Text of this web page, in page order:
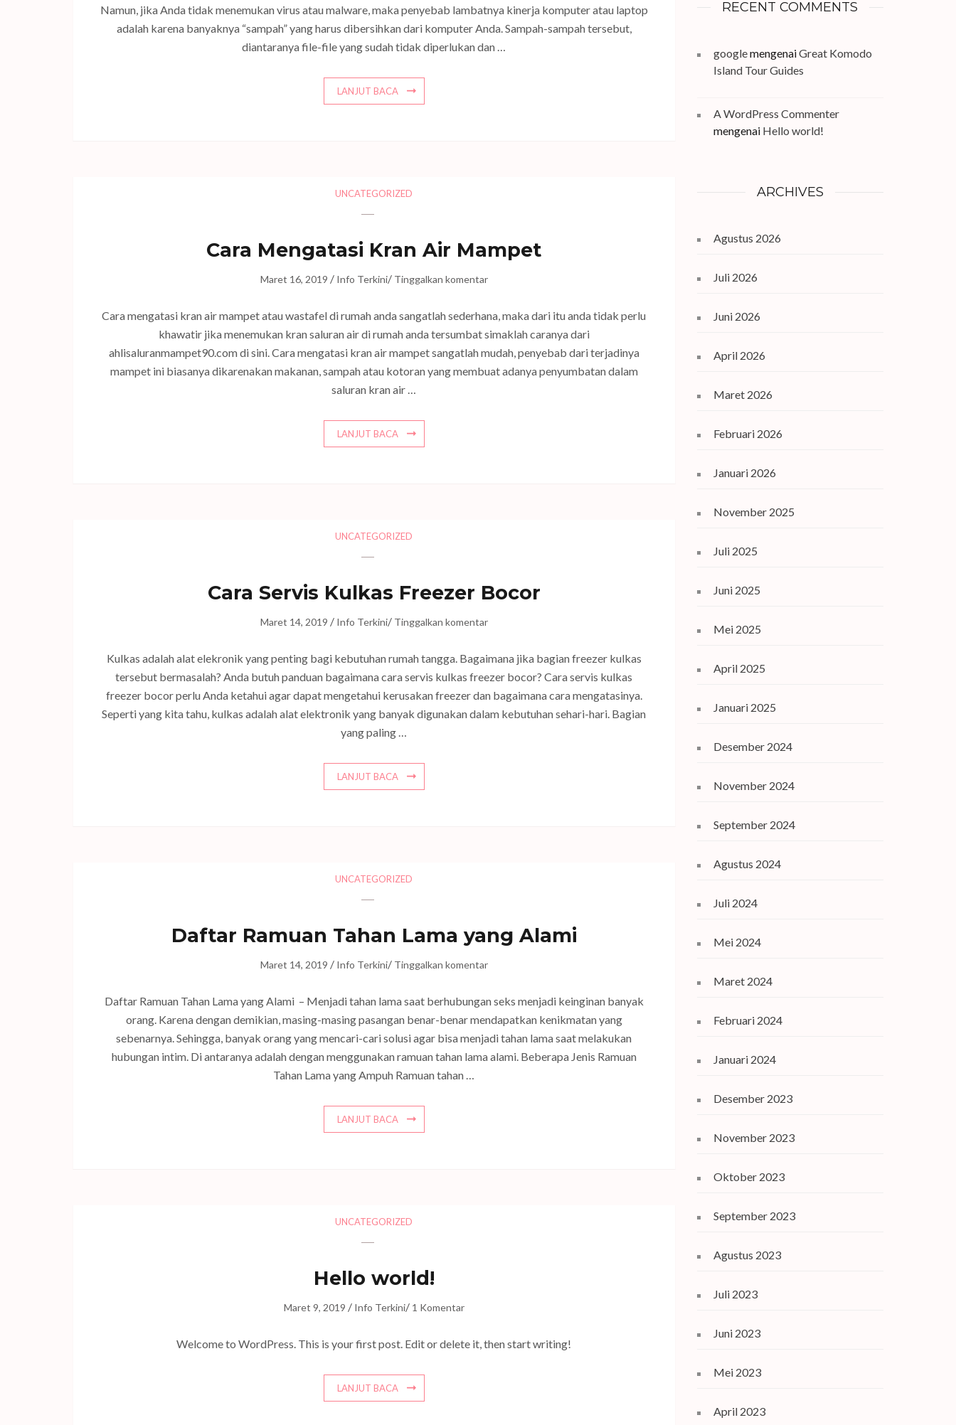
Namun, jika Anda tidak menemukan virus atau malware, maka penyebab lambatnya kinerja komputer atau laptop
adalah karena banyaknya “sampah” yang harus dibersihkan dari komputer Anda. Sampah-sampah tersebut,
diantaranya file-file yang sudah tidak diperlukan dan …
LANJUT BACA
UNCATEGORIZED
Cara Mengatasi Kran Air Mampet
Maret 16, 2019 / Info Terkini/ Tinggalkan komentar
Cara mengatasi kran air mampet atau wastafel di rumah anda sangatlah sederhana, maka dari itu anda tidak perlu
khawatir jika menemukan kran saluran air di rumah anda tersumbat simaklah caranya dari
ahlisaluranmampet90.com di sini. Cara mengatasi kran air mampet sangatlah mudah, penyebab dari terjadinya
mampet ini biasanya dikarenakan makanan, sampah atau kotoran yang membuat adanya penyumbatan dalam
saluran kran air …
LANJUT BACA
UNCATEGORIZED
Cara Servis Kulkas Freezer Bocor
Maret 14, 2019 / Info Terkini/ Tinggalkan komentar
Kulkas adalah alat elekronik yang penting bagi kebutuhan rumah tangga. Bagaimana jika bagian freezer kulkas
tersebut bermasalah? Anda butuh panduan bagaimana cara servis kulkas freezer bocor? Cara servis kulkas
freezer bocor perlu Anda ketahui agar dapat mengetahui kerusakan freezer dan bagaimana cara mengatasinya.
Seperti yang kita tahu, kulkas adalah alat elektronik yang banyak digunakan dalam kebutuhan sehari-hari. Bagian
yang paling …
LANJUT BACA
UNCATEGORIZED
Daftar Ramuan Tahan Lama yang Alami
Maret 14, 2019 / Info Terkini/ Tinggalkan komentar
Daftar Ramuan Tahan Lama yang Alami – Menjadi tahan lama saat berhubungan seks menjadi keinginan banyak
orang. Karena dengan demikian, masing-masing pasangan benar-benar mendapatkan kenikmatan yang
sebenarnya. Sehingga, banyak orang yang mencari-cari solusi agar bisa menjadi tahan lama saat melakukan
hubungan intim. Di antaranya adalah dengan menggunakan ramuan tahan lama alami. Beberapa Jenis Ramuan
Tahan Lama yang Ampuh Ramuan tahan …
LANJUT BACA
UNCATEGORIZED
Hello world!
Maret 9, 2019 / Info Terkini/ 1 Komentar
Welcome to WordPress. This is your first post. Edit or delete it, then start writing!
LANJUT BACA
RECENT COMMENTS
googlemengenaiGreat Komodo
Island Tour Guides
A WordPress Commenter
mengenai Hello world!
ARCHIVES
Agustus 2026
Juli 2026
Juni 2026
April 2026
Maret 2026
Februari 2026
Januari 2026
November 2025
Juli 2025
Juni 2025
Mei 2025
April 2025
Januari 2025
Desember 2024
November 2024
September 2024
Agustus 2024
Juli 2024
Mei 2024
Maret 2024
Februari 2024
Januari 2024
Desember 2023
November 2023
Oktober 2023
September 2023
Agustus 2023
Juli 2023
Juni 2023
Mei 2023
April 2023